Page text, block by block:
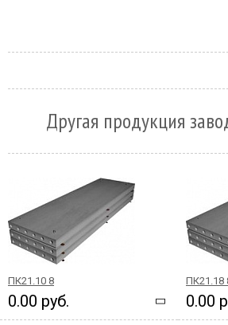
Другая продукция
ПК21.10 8
0.00 руб.
ПК21.18
0.00